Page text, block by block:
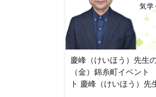
慶峰（けいほう）先生
（金）錦糸町イベン
ト 慶峰（けいほう）